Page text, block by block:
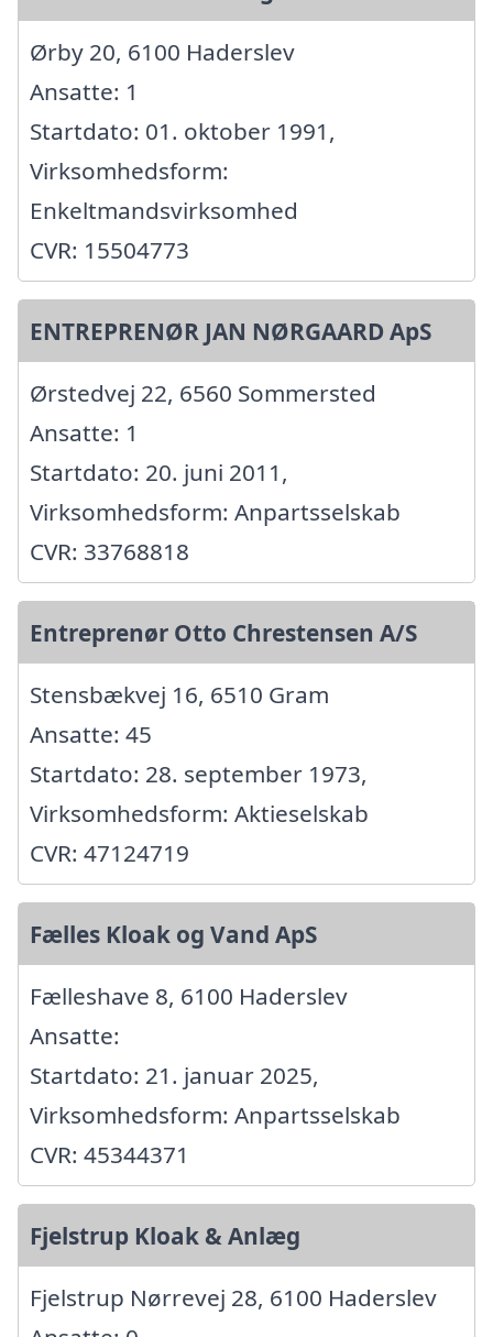
Ørby 20, 6100 Haderslev
Ansatte: 1
Startdato: 01. oktober 1991,
Virksomhedsform:
Enkeltmandsvirksomhed
CVR: 15504773
ENTREPRENØR JAN NØRGAARD ApS
Ørstedvej 22, 6560 Sommersted
Ansatte: 1
Startdato: 20. juni 2011,
Virksomhedsform: Anpartsselskab
CVR: 33768818
Entreprenør Otto Chrestensen A/S
Stensbækvej 16, 6510 Gram
Ansatte: 45
Startdato: 28. september 1973,
Virksomhedsform: Aktieselskab
CVR: 47124719
Fælles Kloak og Vand ApS
Fælleshave 8, 6100 Haderslev
Ansatte:
Startdato: 21. januar 2025,
Virksomhedsform: Anpartsselskab
CVR: 45344371
Fjelstrup Kloak & Anlæg
Fjelstrup Nørrevej 28, 6100 Haderslev